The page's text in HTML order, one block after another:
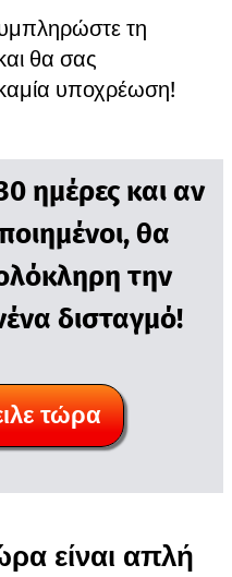
τη
θα σας
υποχρέωση!
ημέρες και αν
θα
την
δισταγμό!
τώρα
είναι απλή